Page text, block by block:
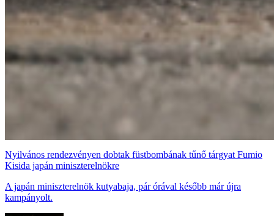
Nyilvános rendezvényen dobtak füstbombának tűnő tárgyat Fumio
Kisida japán miniszterelnökre
A japán miniszterelnök kutyabaja, pár órával később már újra
kampányolt.